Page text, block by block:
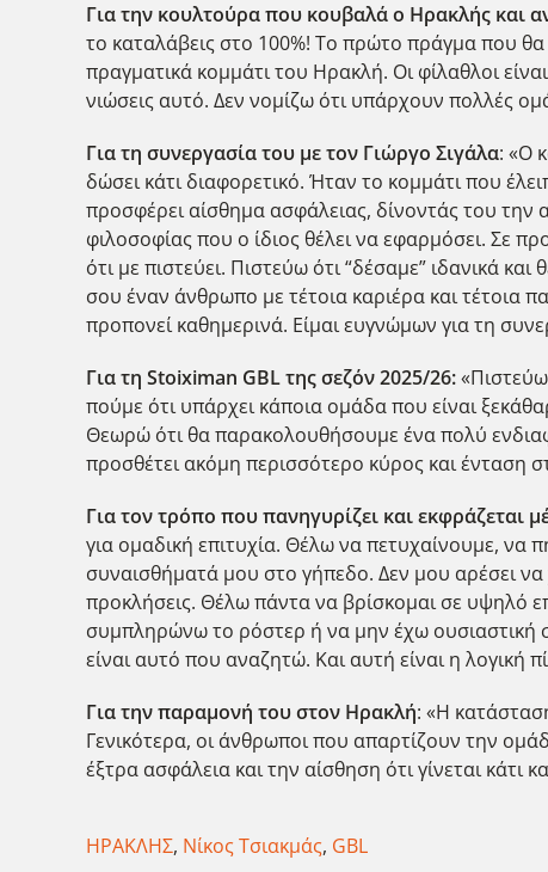
Για την κουλτούρα που κουβαλά ο Ηρακλής και
το καταλάβεις στο 100%! Το πρώτο πράγμα που θα
πραγματικά κομμάτι του Ηρακλή. Οι φίλαθλοι
νιώσεις αυτό. Δεν νομίζω ότι υπάρχουν πολλές
Για τη συνεργασία του με τον Γιώργο Σιγάλα: «Ο
δώσει κάτι διαφορετικό. Ήταν το κομμάτι που
προσφέρει αίσθημα ασφάλειας, δίνοντάς του την
φιλοσοφίας που ο ίδιος θέλει να εφαρμόσει. Σε
ότι με πιστεύει. Πιστεύω ότι “δέσαμε” ιδανικά
σου έναν άνθρωπο με τέτοια καριέρα και τέτοια
προπονεί καθημερινά. Είμαι ευγνώμων για τη
Για τη Stoiximan GBLτης σεζόν 2025/26:
πούμε ότι υπάρχει κάποια ομάδα που είναι
Θεωρώ ότι θα παρακολουθήσουμε ένα πολύ
προσθέτει ακόμη περισσότερο κύρος και ένταση
Για τον τρόπο που πανηγυρίζει και εκφράζεται
για ομαδική επιτυχία. Θέλω να πετυχαίνουμε, να
συναισθήματά μου στο γήπεδο. Δεν μου αρέσει
προκλήσεις. Θέλω πάντα να βρίσκομαι σε υψηλό
συμπληρώνω το ρόστερ ή να μην έχω ουσιαστική
είναι αυτό που αναζητώ. Και αυτή είναι η
Για την παραμονή του στον Ηρακλή: «Η
Γενικότερα, οι άνθρωποι που απαρτίζουν την
έξτρα ασφάλεια και την αίσθηση ότι γίνεται κάτι
ΗΡΑΚΛΗΣ, Νίκος Τσιακμάς, GBL